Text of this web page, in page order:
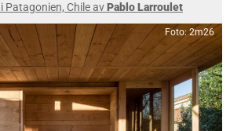
i Patagonien, Chile avPablo Larroulet
Foto: 2m26